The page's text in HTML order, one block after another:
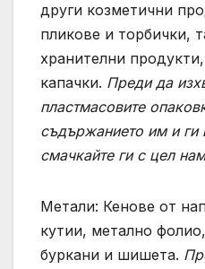
други козметични
пликове и торбички,
хранителни
капачки. Преди да
пластмасовите
съдържанието им и ги
смачкайте ги с цел
Метали: Кенове от
кутии, метално
буркани и шишета.